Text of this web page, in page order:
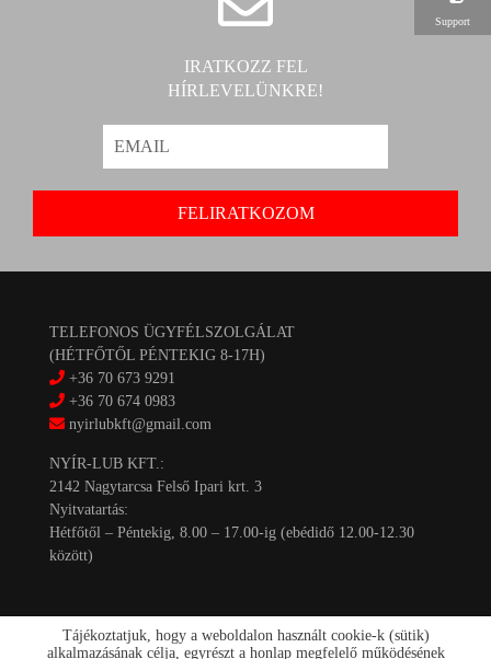
IRATKOZZ FEL
HÍRLEVELÜNKRE!
TELEFONOS ÜGYFÉLSZOLGÁLAT
(HÉTFŐTŐL PÉNTEKIG 8-17H)
+36 70 673 9291
+36 70 674 0983
nyirlubkft@gmail.com
NYÍR-LUB KFT.:
2142 Nagytarcsa Felső Ipari krt. 3
Nyitvatartás:
Hétfőtől – Péntekig, 8.00 – 17.00-ig (ebédidő 12.00-12.30
között)
Support
Tájékoztatjuk, hogy a weboldalon használt cookie-k (sütik)
alkalmazásának célja, egyrészt a honlap megfelelő működésének